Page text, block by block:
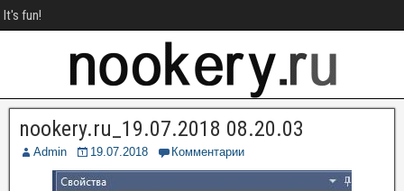
It's fun!
nookery.ru_19.07.2018 08.20.03
Admin 19.07.2018 Комментарии